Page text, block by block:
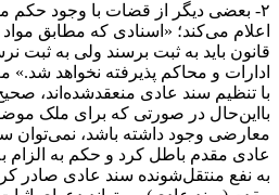
قانون باید به ثبت برسند ولی به ثبت
ادارات و محاکم پذیرفته نخواهد
با تنظیم سند عادی منعقدشده‌اند،
بااین‌حال در صورتی که برای ملک
معارضی وجود داشته باشد، نمی‌توان
عادی مقدم باطل کرد و حکم به
به نفع منتقل‌شونده سند عادی صادر